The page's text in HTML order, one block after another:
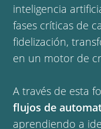
inteligencia
fases críticas de
fidelización,
en un motor de
A través de esta
flujos de
aprendiendo a